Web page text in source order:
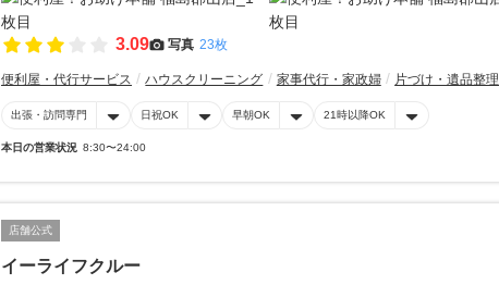
3.09 写真 23枚
便利屋・代行サービス ハウスクリーニング 家事代行・家政婦 片づけ・遺品整理
出張・訪問専門 日祝OK 早朝OK 21時以降OK
本日の営業状況 8:30〜24:00
店舗公式
イーライフクルー